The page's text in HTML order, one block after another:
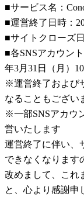
■サービス名：
■運営終了日時：
■サイトクローズ
■各SNSアカウン
年3月31日（月）
※運営終了および
なることもござい
※一部SNSアカウ
営いたします
運営終了に伴い、
できなくなります
改めまして、これ
と、心より感謝申